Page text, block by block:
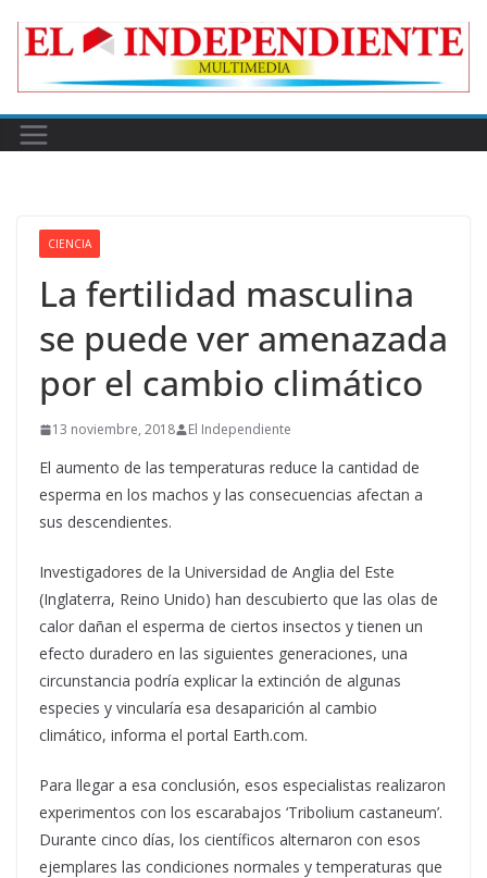
CIENCIA
La fertilidad masculina
se puede ver amenazada
por el cambio climático
13 noviembre, 2018 El Independiente
El aumento de las temperaturas reduce la cantidad de
esperma en los machos y las consecuencias afectan a
sus descendientes.
Investigadores de la Universidad de Anglia del Este
(Inglaterra, Reino Unido) han descubierto que las olas de
calor dañan el esperma de ciertos insectos y tienen un
efecto duradero en las siguientes generaciones, una
circunstancia podría explicar la extinción de algunas
especies y vincularía esa desaparición al cambio
climático, informa el portal Earth.com.
Para llegar a esa conclusión, esos especialistas realizaron
experimentos con los escarabajos ‘Tribolium castaneum’.
Durante cinco días, los científicos alternaron con esos
ejemplares las condiciones normales y temperaturas que